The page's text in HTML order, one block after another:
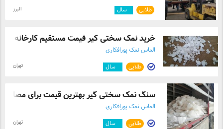
طلایی سال البرز
خرید نمک سختی گیر قیمت مستقیم کارخانه
الماس نمک پورافکاری
طلایی سال تهران
سنگ نمک سختی گیر بهترین قیمت برای
الماس نمک پورافکاری
طلایی سال تهران